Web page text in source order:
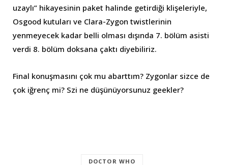
uzaylı” hikayesinin paket halinde getirdiği klişeleriyle,
Osgood kutuları ve Clara-Zygon twistlerinin
yenmeyecek kadar belli olması dışında 7. bölüm asisti
verdi 8. bölüm doksana çaktı diyebiliriz.
Final konuşmasını çok mu abarttım? Zygonlar sizce de
çok iğrenç mi? Szi ne düşünüyorsunuz geekler?
DOCTOR WHO